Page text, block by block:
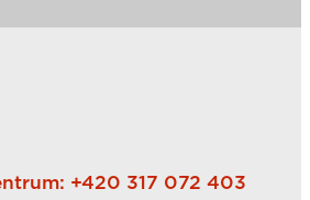
+420 317 072 403